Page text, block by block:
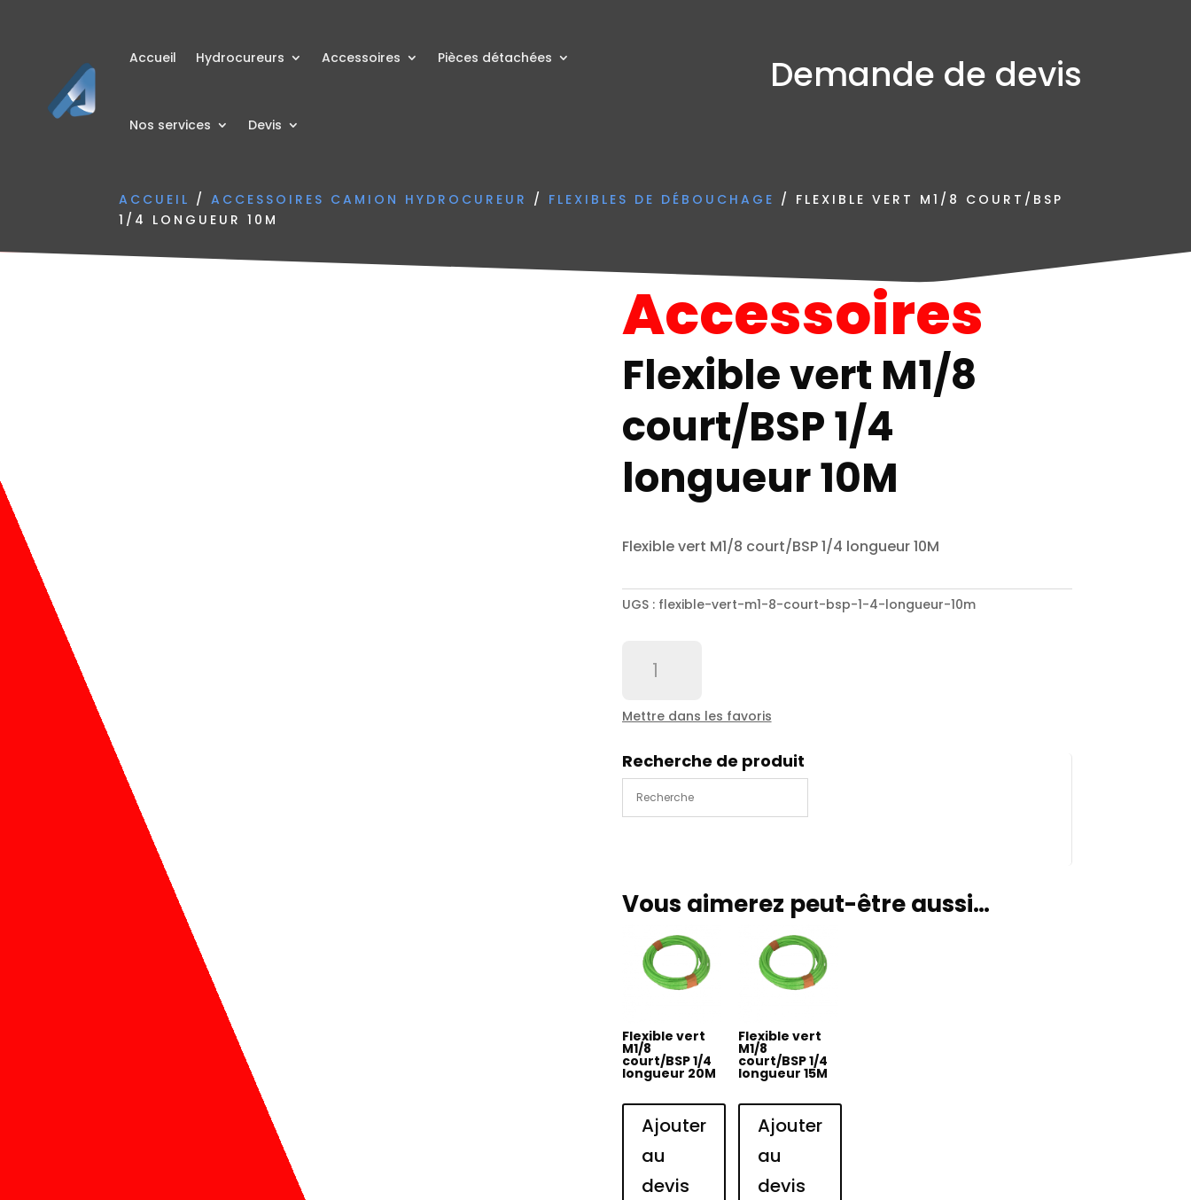
Accueil Hydrocureurs Accessoires Pièces détachées
Nos services Devis
Demande de devis
ACCUEIL /ACCESSOIRES CAMION HYDROCUREUR / FLEXIBLES DE DÉBOUCHAGE / FLEXIBLE VERT M1/8 COURT/BSP
1/4 LONGUEUR 10M
Accessoires
Flexible vert M1/8
court/BSP 1/4
longueur 10M
Flexible vert M1/8 court/BSP 1/4 longueur 10M
UGS : flexible-vert-m1-8-court-bsp-1-4-longueur-10m
vert
court/BSP
1/4
longueur
10M
Mettre dans les favoris
Recherche de produit
Vous aimerez peut-être aussi…
Flexible vert
M1/8
court/BSP 1/4
longueur 20M
Ajouter
au
devis
Flexible vert
M1/8
court/BSP 1/4
longueur 15M
Ajouter
au
devis